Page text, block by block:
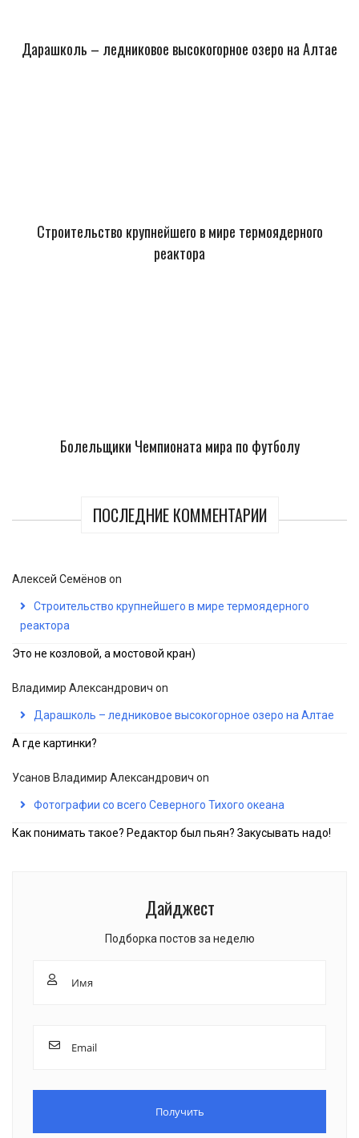
Дарашколь – ледниковое высокогорное озеро на Алтае
Строительство крупнейшего в мире термоядерного
реактора
Болельщики Чемпионата мира по футболу
ПОСЛЕДНИЕ КОММЕНТАРИИ
Алексей Семёнов on
Строительство крупнейшего в мире термоядерного
реактора
Это не козловой, а мостовой кран)
Владимир Александрович on
Дарашколь – ледниковое высокогорное озеро на Алтае
А где картинки?
Усанов Владимир Александрович on
Фотографии со всего Северного Тихого океана
Как понимать такое? Редактор был пьян? Закусывать надо!
Дайджест
Подборка постов за неделю